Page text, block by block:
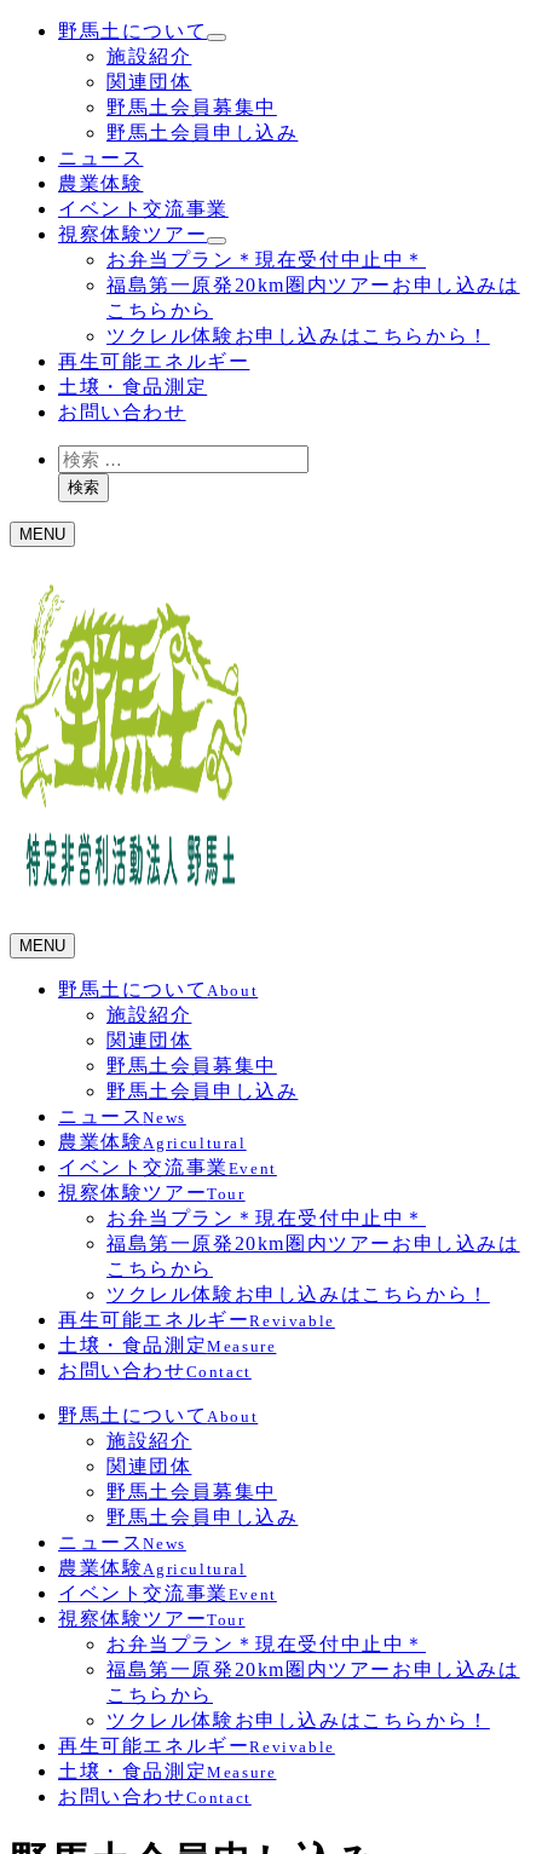
野馬土について
施設紹介
関連団体
野馬土会員募集中
野馬土会員申し込み
ニュース
農業体験
イベント交流事業
視察体験ツアー
お弁当プラン＊現在受付中止中＊
福島第一原発20km圏内ツアーお申し込みは
こちらから
ツクレル体験お申し込みはこちらから！
再生可能エネルギー
土壌・食品測定
お問い合わせ
検
索検索
MENU
MENU
野馬土について About
施設紹介
関連団体
野馬土会員募集中
野馬土会員申し込み
ニュースNews
農業体験Agricultural
イベント交流事業 Event
視察体験ツアーTour
お弁当プラン＊現在受付中止中＊
福島第一原発20km圏内ツアーお申し込みは
こちらから
ツクレル体験お申し込みはこちらから！
再生可能エネルギーRevivable
土壌・食品測定Measure
お問い合わせContact
野馬土について About
施設紹介
関連団体
野馬土会員募集中
野馬土会員申し込み
ニュースNews
農業体験Agricultural
イベント交流事業 Event
視察体験ツアーTour
お弁当プラン＊現在受付中止中＊
福島第一原発20km圏内ツアーお申し込みは
こちらから
ツクレル体験お申し込みはこちらから！
再生可能エネルギーRevivable
土壌・食品測定Measure
お問い合わせContact